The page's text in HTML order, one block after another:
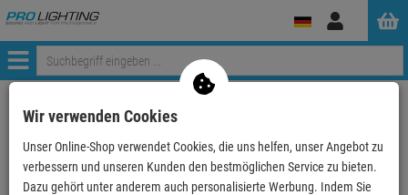
Anmelden
Menü
Weiter einkaufen ProLighting
- 5 %
Wir verwenden Cookies
Unser Online-Shop verwendet Cookies, die uns helfen, unser Angebot zu
verbessern und unseren Kunden den bestmöglichen Service zu bieten.
Dazu gehört unter anderem auch personalisierte Werbung. Indem Sie